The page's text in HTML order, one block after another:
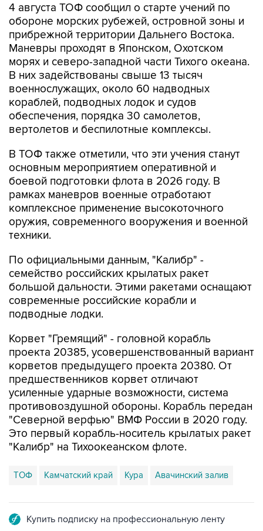
4 августа ТОФ сообщил о старте учений по
обороне морских рубежей, островной зоны и
прибрежной территории Дальнего Востока.
Маневры проходят в Японском, Охотском
морях и северо-западной части Тихого океана.
В них задействованы свыше 13 тысяч
военнослужащих, около 60 надводных
кораблей, подводных лодок и судов
обеспечения, порядка 30 самолетов,
вертолетов и беспилотные комплексы.
В ТОФ также отметили, что эти учения станут
основным мероприятием оперативной и
боевой подготовки флота в 2026 году. В
рамках маневров военные отработают
комплексное применение высокоточного
оружия, современного вооружения и военной
техники.
По официальными данным, "Калибр" -
семейство российских крылатых ракет
большой дальности. Этими ракетами оснащают
современные российские корабли и
подводные лодки.
Корвет "Гремящий" - головной корабль
проекта 20385, усовершенствованный вариант
корветов предыдущего проекта 20380. От
предшественников корвет отличают
усиленные ударные возможности, система
противовоздушной обороны. Корабль передан
"Северной верфью" ВМФ России в 2020 году.
Это первый корабль-носитель крылатых ракет
"Калибр" на Тихоокеанском флоте.
ТОФ Камчатский край Кура Авачинский залив
Купить подписку на профессиональную ленту